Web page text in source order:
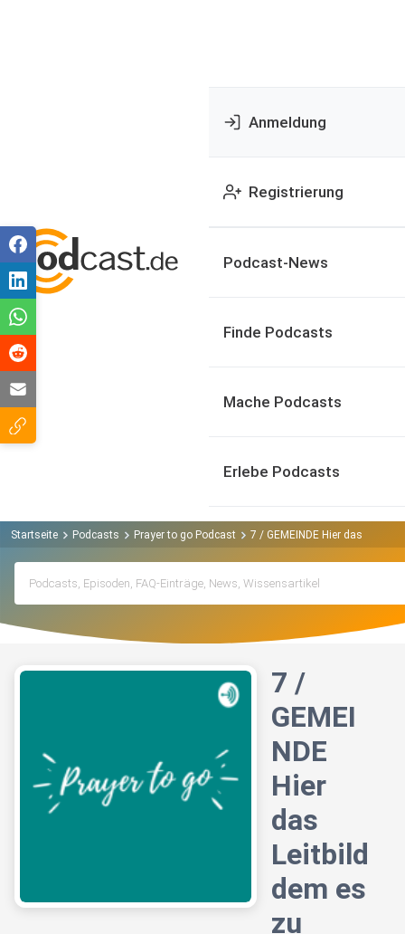
Anmeldung
Registrierung
Podcast-News
Finde Podcasts
Mache Podcasts
Erlebe Podcasts
Startseite Podcasts Prayer to go Podcast 7 / GEMEINDE Hier das
7 /
GEMEI
NDE
Hier
das
Leitbild
dem es
zu